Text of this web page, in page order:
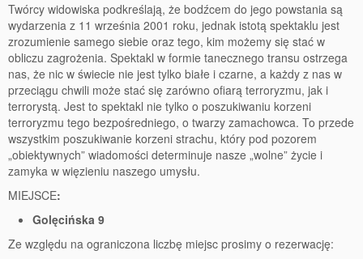
Twórcy widowiska podkreślają, że bodźcem do jego powstania są
wydarzenia z 11 września 2001 roku, jednak istotą spektaklu jest
zrozumienie samego siebie oraz tego, kim możemy się stać w
obliczu zagrożenia. Spektakl w formie tanecznego transu ostrzega
nas, że nic w świecie nie jest tylko białe i czarne, a każdy z nas w
przeciągu chwili może stać się zarówno ofiarą terroryzmu, jak i
terrorystą. Jest to spektakl nie tylko o poszukiwaniu korzeni
terroryzmu tego bezpośredniego, o twarzy zamachowca. To przede
wszystkim poszukiwanie korzeni strachu, który pod pozorem
„obiektywnych” wiadomości determinuje nasze „wolne” życie i
zamyka w więzieniu naszego umysłu.
MIEJSCE:
Golęcińska 9
Ze względu na ograniczona liczbę miejsc prosimy o rezerwację: